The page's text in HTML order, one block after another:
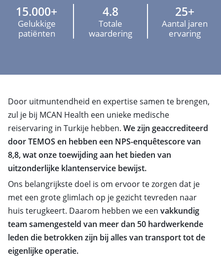
15.000+
Gelukkige
patiënten
4.8
Totale
waardering
25+
Aantal jaren
ervaring
Door uitmuntendheid en expertise samen te brengen,
zul je bij MCAN Health een unieke medische
reiservaring in Turkije hebben. We zijn geaccrediteerd
door TEMOS en hebben een NPS-enquêtescore van
8,8, wat onze toewijding aan het bieden van
uitzonderlijke klantenservice bewijst.
Ons belangrijkste doel is om ervoor te zorgen dat je
met een grote glimlach op je gezicht tevreden naar
huis terugkeert. Daarom hebben we een vakkundig
team samengesteld van meer dan 50 hardwerkende
leden die betrokken zijn bij alles van transport tot de
eigenlijke operatie.